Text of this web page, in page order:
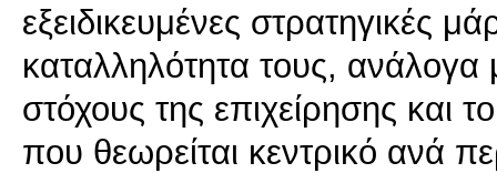
εξειδικευμένες στρατηγικές
καταλληλότητα τους, ανάλογα
στόχους της επιχείρησης και
που θεωρείται κεντρικό ανά